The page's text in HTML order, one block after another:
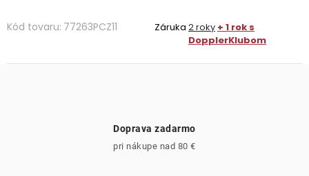
Kód tovaru: 77263PCZ11 Záruka 2 roky + 1 rok s
DopplerKlubom
Doprava zadarmo
pri nákupe nad 80 €